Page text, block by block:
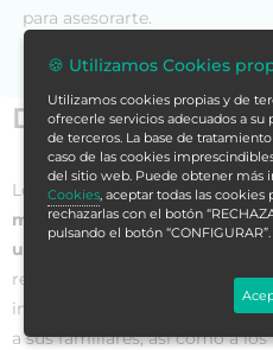
Datos generales
Los trasplantes de órganos y
mejor ejemplo de actividad
un sistema sanitario
realiza un trasplante, se activa
involucra a decenas de
a sus familiares, así como a
para asesorarte.
🍪 Utilizamos Cookies
Utilizamos cookies propias y de
ofrecerle servicios adecuados a
de terceros. La base de
caso de las cookies
del sitio web. Puede obtener más
Cookies, aceptar todas las cookies
rechazarlas con el botón
pulsando el botón “CONFIGURAR”.